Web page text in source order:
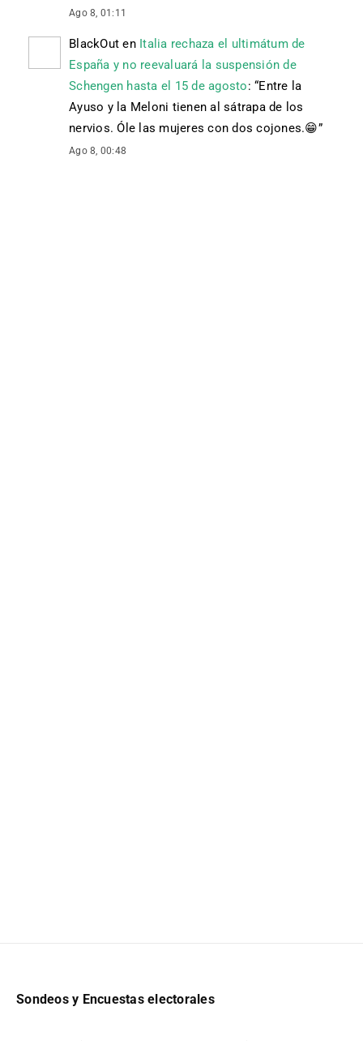
Ago 8, 01:11
BlackOut en Italia rechaza el ultimátum de
España y no reevaluará la suspensión de
Schengen hasta el 15 de agosto: “Entre la
Ayuso y la Meloni tienen al sátrapa de los
nervios. Óle las mujeres con dos cojones. 😁”
Ago 8, 00:48
Sondeos y Encuestas electorales